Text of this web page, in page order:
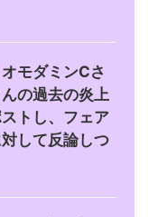
モダミンCさ
の過去の炎上
トし、フェア
して反論しつ